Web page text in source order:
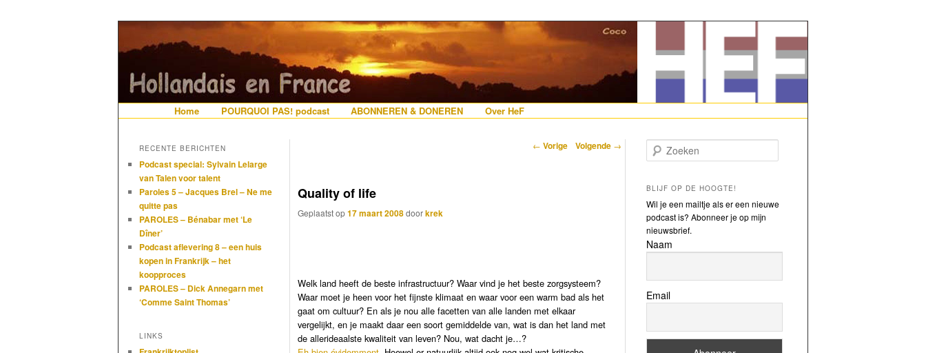
Hollandais en France
De gezelligste website voor Nederlanders die iets met Frankrijk hebben
Spring naar de primaire inhoud
Spring naar de secundaire inhoud
Home POURQUOI PAS! podcast ABONNEREN & DONEREN Over HeF
Berichtnavigatie
← Vorige Volgende →
Quality of life
Geplaatst op17 maart 2008doorkrek
Welk land heeft de beste infrastructuur? Waar vind je het beste zorgsysteem?
Waar moet je heen voor het fijnste klimaat en waar voor een warm bad als het
gaat om cultuur? En als je nou alle facetten van alle landen met elkaar
vergelijkt, en je maakt daar een soort gemiddelde van, wat is dan het land met
de allerideaalste kwaliteit van leven? Nou, wat dacht je…?
RECENTE BERICHTEN
Podcast special: Sylvain Lelarge
van Talen voor talent
Paroles 5 – Jacques Brel – Ne me
quitte pas
PAROLES – Bénabar met ‘Le
Dîner’
Podcast aflevering 8 – een huis
kopen in Frankrijk – het
koopproces
PAROLES – Dick Annegarn met
‘Comme Saint Thomas’
LINKS
Zoeken
BLIJF OP DE HOOGTE!
Wil je een mailtje als er een nieuwe
podcast is? Abonneer je op mijn
nieuwsbrief.
Naam
Email